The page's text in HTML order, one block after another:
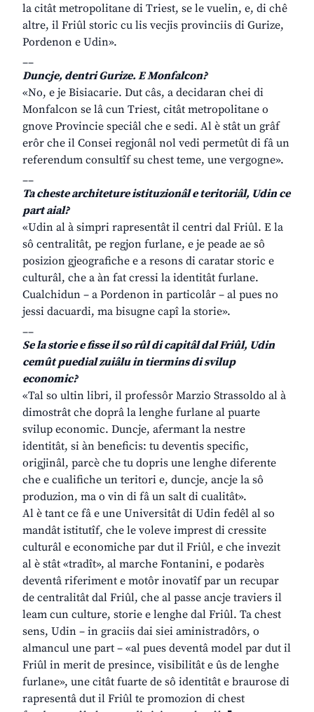
la citât metropolitane di Triest, se le vuelin, e, di chê
altre, il Friûl storic cu lis vecjis provinciis di Gurize,
Pordenon e Udin».
__
Duncje, dentri Gurize. E Monfalcon?
«No, e je Bisiacarie. Dut câs, a decidaran chei di
Monfalcon se lâ cun Triest, citât metropolitane o
gnove Provincie speciâl che e sedi. Al è stât un grâf
erôr che il Consei regjonâl nol vedi permetût di fâ un
referendum consultîf su chest teme, une vergogne».
__
Ta cheste architeture istituzionâl e teritoriâl, Udin ce
part aial?
«Udin al à simpri rapresentât il centri dal Friûl. E la
sô centralitât, pe regjon furlane, e je peade ae sô
posizion gjeografiche e a resons di caratar storic e
culturâl, che a àn fat cressi la identitât furlane.
Cualchidun – a Pordenon in particolâr – al pues no
jessi dacuardi, ma bisugne capî la storie».
__
Se la storie e fisse il so rûl di capitâl dal Friûl, Udin
cemût puedial zuiâlu in tiermins di svilup
economic?
«Tal so ultin libri, il professôr Marzio Strassoldo al à
dimostrât che doprâ la lenghe furlane al puarte
svilup economic. Duncje, afermant la nestre
identitât, si àn beneficis: tu deventis specific,
origjinâl, parcè che tu dopris une lenghe diferente
che e cualifiche un teritori e, duncje, ancje la sô
produzion, ma o vin di fâ un salt di cualitât».
Al è tant ce fâ e une Universitât di Udin fedêl al so
mandât istitutîf, che le voleve imprest di cressite
culturâl e economiche par dut il Friûl, e che invezit
al è stât «tradît», al marche Fontanini, e podarès
deventâ riferiment e motôr inovatîf par un recupar
de centralitât dal Friûl, che al passe ancje traviers il
leam cun culture, storie e lenghe dal Friûl. Ta chest
sens, Udin – in graciis dai siei aministradôrs, o
almancul une part – «al pues deventâ model par dut il
Friûl in merit de presince, visibilitât e ûs de lenghe
furlane», une citât fuarte de sô identitât e braurose di
rapresentâ dut il Friûl te promozion di chest